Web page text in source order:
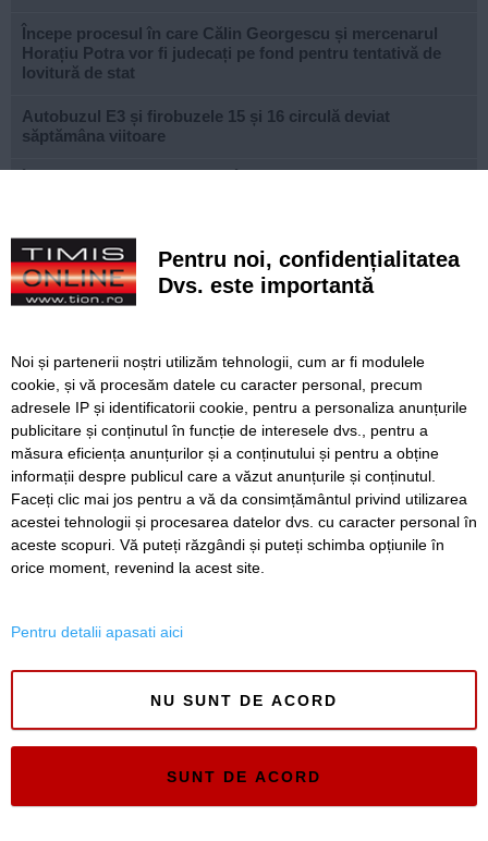
Începe procesul în care Călin Georgescu și mercenarul
Horațiu Potra vor fi judecați pe fond pentru tentativă de
lovitură de stat
Autobuzul E3 și firobuzele 15 și 16 circulă deviat
săptămâna viitoare
Voluntariatul nu ia vacanță pentru elevii Școlii Postliceale
„Henri Coandă” Timișoara
Guvernul pregătește un plan pentru limitarea consumului
Festivalul Răchiului, în weekend, la Sânpetru Mare:
concurs, paradă și jocuri sătești
Trei chinezi, cercetați penal după ce au încercat să intre în
România cu vize false
SERVICII Redactia
Folosinta Cookie-urilor
Timiș Online
Pentru noi, confidențialitatea
Dvs. este importantă
Noi și partenerii noștri utilizăm tehnologii, cum ar fi modulele
cookie, și vă procesăm datele cu caracter personal, precum
adresele IP și identificatorii cookie, pentru a personaliza anunțurile
publicitare și conținutul în funcție de interesele dvs., pentru a
măsura eficiența anunțurilor și a conținutului și pentru a obține
informații despre publicul care a văzut anunțurile și conținutul.
Faceți clic mai jos pentru a vă da consimțământul privind utilizarea
acestei tehnologii și procesarea datelor dvs. cu caracter personal în
aceste scopuri. Vă puteți răzgândi și puteți schimba opțiunile în
orice moment, revenind la acest site.
Pentru detalii apasati aici
NU SUNT DE ACORD
SUNT DE ACORD